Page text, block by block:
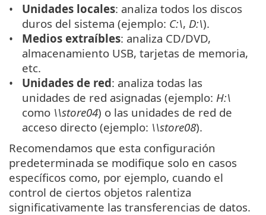
Unidades locales: analiza todos los discos
duros del sistema (ejemplo: C:\, D:\).
Medios extraíbles: analiza CD/DVD,
almacenamiento USB, tarjetas de memoria,
etc.
Unidades de red: analiza todas las
unidades de red asignadas (ejemplo: H:\
como \\store04) o las unidades de red de
acceso directo (ejemplo: \\store08).
Recomendamos que esta configuración
predeterminada se modifique solo en casos
específicos como, por ejemplo, cuando el
control de ciertos objetos ralentiza
significativamente las transferencias de datos.